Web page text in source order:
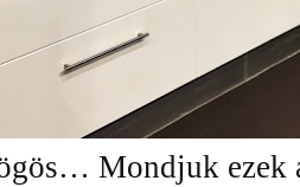
Mondjuk ezek